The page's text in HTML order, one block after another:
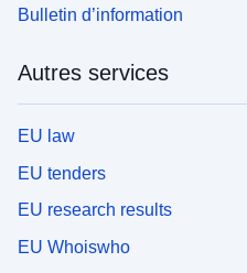
Bulletin d’information
Autres services
EU law
EU tenders
EU research results
EU Whoiswho